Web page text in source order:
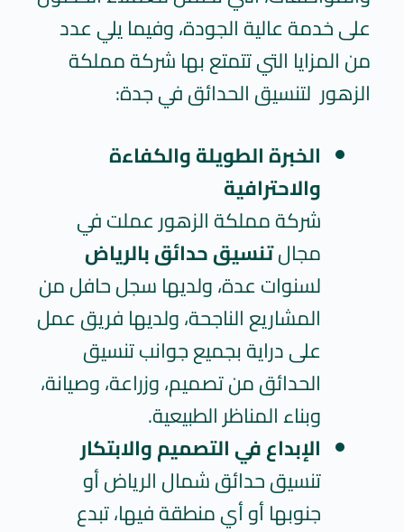
على خدمة عالية الجودة، وفيما يلي عدد
من المزايا التي تتمتع بها شركة مملكة
الزهور لتنسيق الحدائق في جدة:
الخبرة الطويلة والكفاءة
والاحترافية
شركة مملكة الزهور عملت في
مجالتنسيق حدائق بالرياض
لسنوات عدة، ولديها سجل حافل من
المشاريع الناجحة، ولديها فريق عمل
على دراية بجميع جوانب تنسيق
الحدائق من تصميم، وزراعة، وصيانة،
وبناء المناظر الطبيعية.
الإبداع في التصميم والابتكار
تنسيق حدائق شمال الرياضأو
جنوبها أو أي منطقة فيها، تبدع